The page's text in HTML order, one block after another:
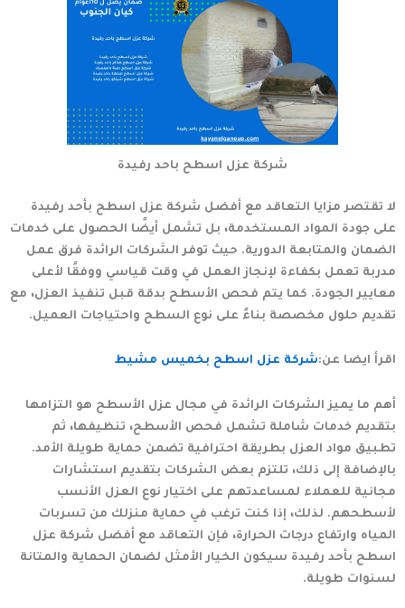
شركة عزل اسطح باحد رفيدة
لا تقتصر مزايا التعاقد مع أفضل شركة عزل اسطح بأحد رفيدة
على جودة المواد المستخدمة، بل تشمل أيضًا الحصول على خدمات
الضمان والمتابعة الدورية. حيث توفر الشركات الرائدة فرق عمل
مدربة تعمل بكفاءة لإنجاز العمل في وقت قياسي ووفقًا لأعلى
معايير الجودة. كما يتم فحص الأسطح بدقة قبل تنفيذ العزل، مع
تقديم حلول مخصصة بناءً على نوع السطح واحتياجات العميل.
اقرأ ايضا عن:شركة عزل اسطح بخميس مشيط
أهم ما يميز الشركات الرائدة في مجال عزل الأسطح هو التزامها
بتقديم خدمات شاملة تشمل فحص الأسطح، تنظيفها، ثم
تطبيق مواد العزل بطريقة احترافية تضمن حماية طويلة الأمد.
بالإضافة إلى ذلك، تلتزم بعض الشركات بتقديم استشارات
مجانية للعملاء لمساعدتهم على اختيار نوع العزل الأنسب
لأسطحهم. لذلك، إذا كنت ترغب في حماية منزلك من تسربات
المياه وارتفاع درجات الحرارة، فإن التعاقد مع أفضل شركة عزل
اسطح بأحد رفيدة سيكون الخيار الأمثل لضمان الحماية والمتانة
لسنوات طويلة.